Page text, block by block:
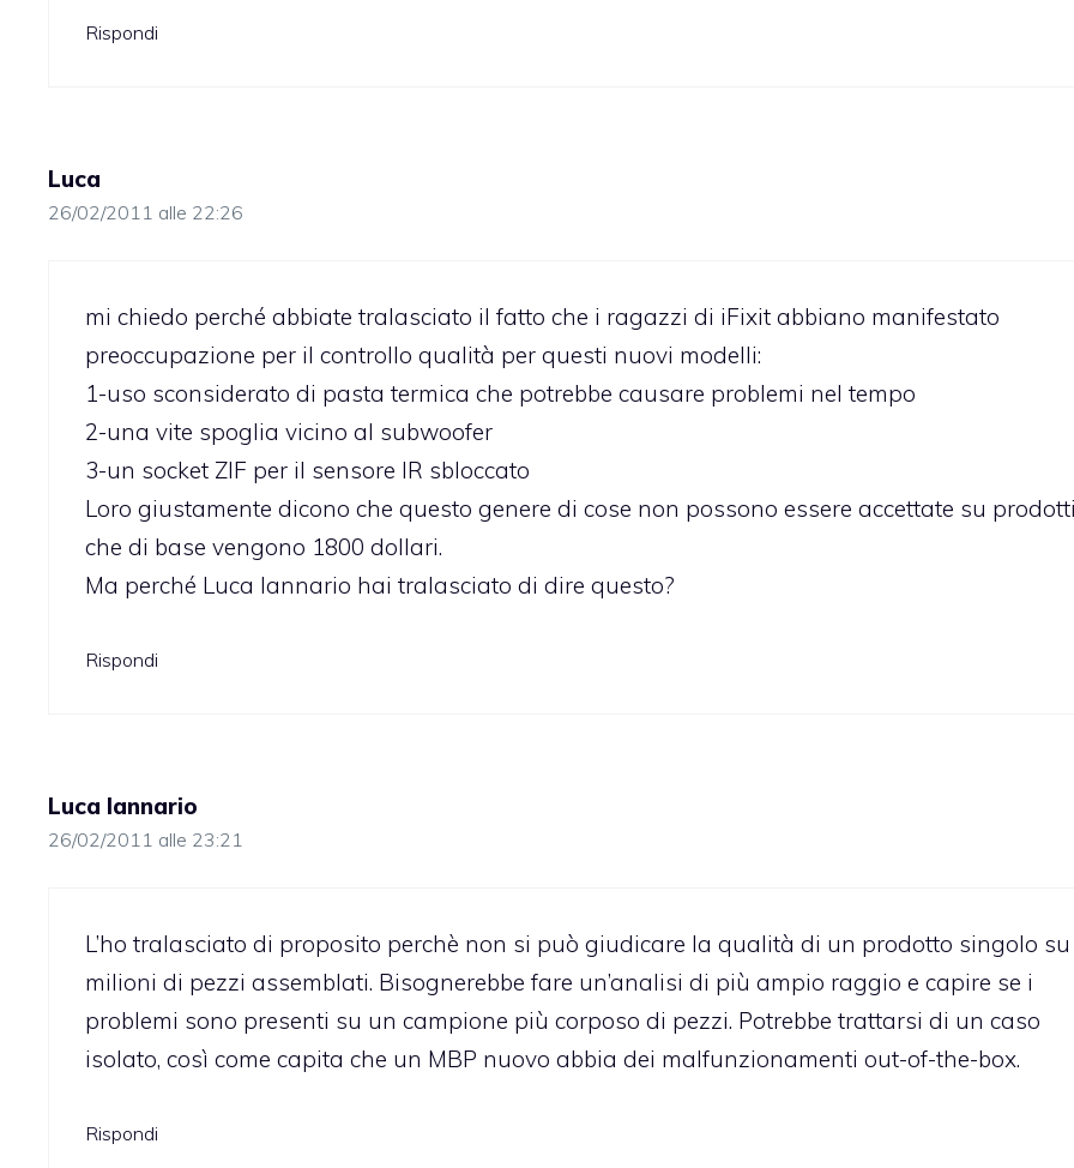
Rispondi
Luca
26/02/2011 alle 22:26
mi chiedo perché abbiate tralasciato il fatto che i ragazzi di iFixit abbiano manifestato
preoccupazione per il controllo qualità per questi nuovi modelli:
1-uso sconsiderato di pasta termica che potrebbe causare problemi nel tempo
2-una vite spoglia vicino al subwoofer
3-un socket ZIF per il sensore IR sbloccato
Loro giustamente dicono che questo genere di cose non possono essere accettate su prodotti
che di base vengono 1800 dollari.
Ma perché Luca Iannario hai tralasciato di dire questo?
Rispondi
Luca Iannario
26/02/2011 alle 23:21
L’ho tralasciato di proposito perchè non si può giudicare la qualità di un prodotto singolo su
milioni di pezzi assemblati. Bisognerebbe fare un’analisi di più ampio raggio e capire se i
problemi sono presenti su un campione più corposo di pezzi. Potrebbe trattarsi di un caso
isolato, così come capita che un MBP nuovo abbia dei malfunzionamenti out-of-the-box.
Rispondi